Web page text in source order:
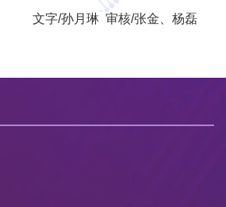
文字/孙月琳 审核/张金、杨磊